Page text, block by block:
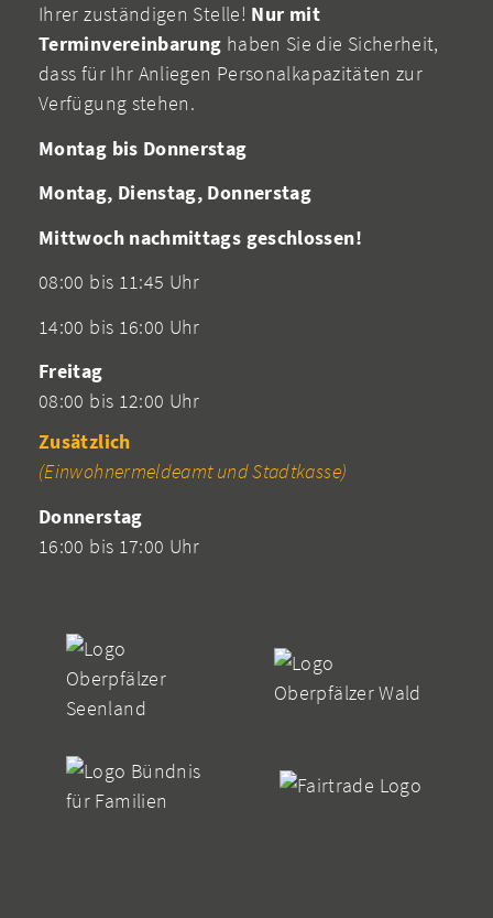
Ihrer zuständigen Stelle! Nur mit
Terminvereinbarung haben Sie die Sicherheit,
dass für Ihr Anliegen Personalkapazitäten zur
Verfügung stehen.
Montag bis Donnerstag
Montag, Dienstag, Donnerstag
Mittwoch nachmittags geschlossen!
08:00 bis 11:45 Uhr
14:00 bis 16:00 Uhr
Freitag
08:00 bis 12:00 Uhr
Zusätzlich
(Einwohnermeldeamt und Stadtkasse)
Donnerstag
16:00 bis 17:00 Uhr